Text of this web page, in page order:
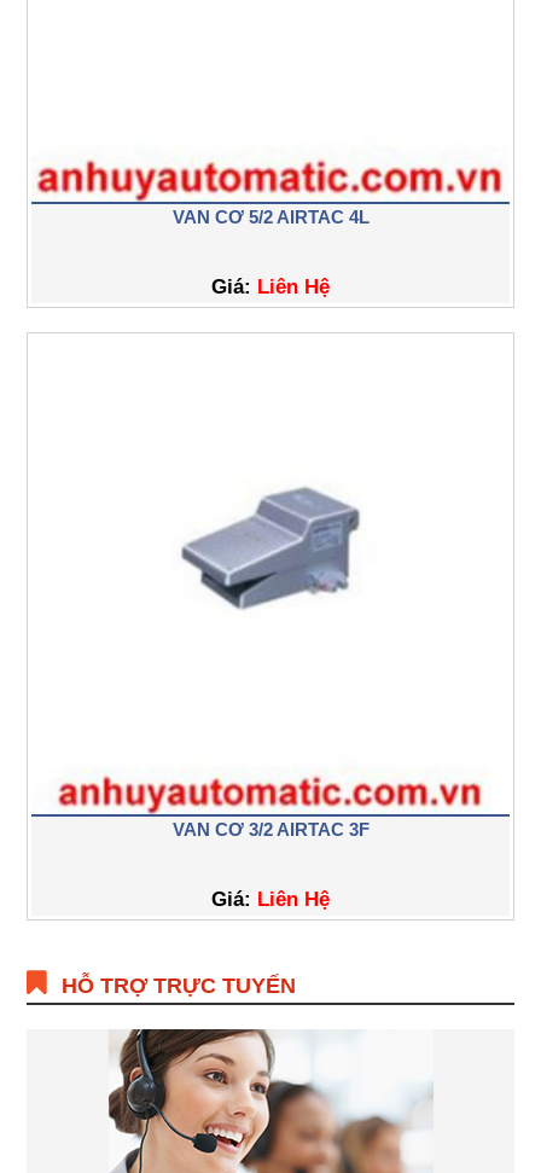
VAN CƠ 5/2 AIRTAC 4L
Giá: Liên Hệ
VAN CƠ 3/2 AIRTAC 3F
Giá: Liên Hệ
HỖ TRỢ TRỰC TUYẾN